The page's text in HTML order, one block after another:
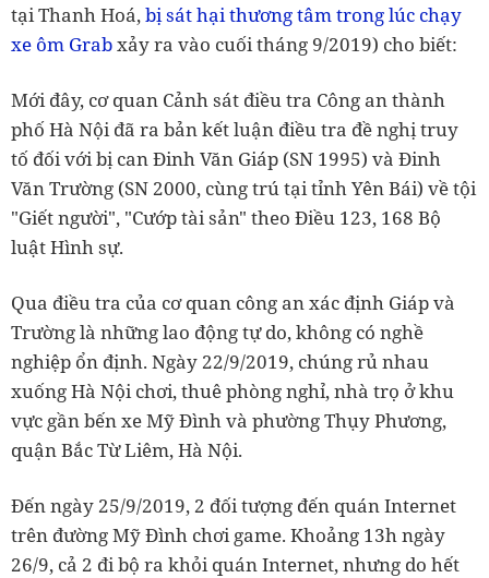
tại Thanh Hoá,bị sát hại thương tâm trong lúc chạy
xe ôm Grabxảy ra vào cuối tháng 9/2019) cho biết:
Mới đây, cơ quan Cảnh sát điều tra Công an thành
phố Hà Nội đã ra bản kết luận điều tra đề nghị truy
tố đối với bị can Đinh Văn Giáp (SN 1995) và Đinh
Văn Trường (SN 2000, cùng trú tại tỉnh Yên Bái) về tội
"Giết người", "Cướp tài sản" theo Điều 123, 168 Bộ
luật Hình sự.
Qua điều tra của cơ quan công an xác định Giáp và
Trường là những lao động tự do, không có nghề
nghiệp ổn định. Ngày 22/9/2019, chúng rủ nhau
xuống Hà Nội chơi, thuê phòng nghỉ, nhà trọ ở khu
vực gần bến xe Mỹ Đình và phường Thụy Phương,
quận Bắc Từ Liêm, Hà Nội.
Đến ngày 25/9/2019, 2 đối tượng đến quán Internet
trên đường Mỹ Đình chơi game. Khoảng 13h ngày
26/9, cả 2 đi bộ ra khỏi quán Internet, nhưng do hết